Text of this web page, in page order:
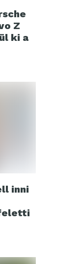
Z
ki a
inni